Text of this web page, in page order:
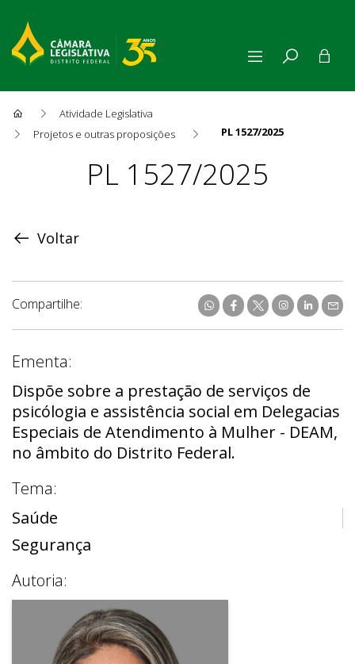
Atividade Legislativa
Projetos e outras proposições
PL 1527/2025
ProposiçãoPL 1527/2025
Voltar
Compartilhe:
Ementa:
Dispõe sobre a prestação de serviços de
psicólogia e assistência social em Delegacias
Especiais de Atendimento à Mulher - DEAM,
no âmbito do Distrito Federal.
Tema:
Saúde
Segurança
Autoria: